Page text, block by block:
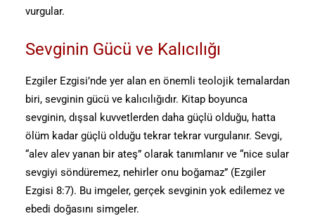
vurgular.
Sevginin Gücü ve Kalıcılığı
Ezgiler Ezgisi’nde yer alan en önemli teolojik temalardan
biri, sevginin gücü ve kalıcılığıdır. Kitap boyunca
sevginin, dışsal kuvvetlerden daha güçlü olduğu, hatta
ölüm kadar güçlü olduğu tekrar tekrar vurgulanır. Sevgi,
“alev alev yanan bir ateş” olarak tanımlanır ve “nice sular
sevgiyi söndüremez, nehirler onu boğamaz” (Ezgiler
Ezgisi 8:7). Bu imgeler, gerçek sevginin yok edilemez ve
ebedi doğasını simgeler.